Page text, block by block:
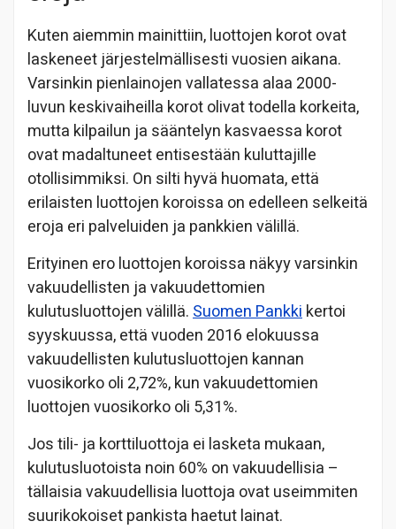
Kuten aiemmin mainittiin, luottojen korot ovat
laskeneet järjestelmällisesti vuosien aikana.
Varsinkin pienlainojen vallatessa alaa 2000-
luvun keskivaiheilla korot olivat todella korkeita,
mutta kilpailun ja sääntelyn kasvaessa korot
ovat madaltuneet entisestään kuluttajille
otollisimmiksi. On silti hyvä huomata, että
erilaisten luottojen koroissa on edelleen selkeitä
eroja eri palveluiden ja pankkien välillä.
Erityinen ero luottojen koroissa näkyy varsinkin
vakuudellisten ja vakuudettomien
kulutusluottojen välillä.Suomen Pankkikertoi
syyskuussa, että vuoden 2016 elokuussa
vakuudellisten kulutusluottojen kannan
vuosikorko oli 2,72%, kun vakuudettomien
luottojen vuosikorko oli 5,31%.
Jos tili- ja korttiluottoja ei lasketa mukaan,
kulutusluotoista noin 60% on vakuudellisia –
tällaisia vakuudellisia luottoja ovat useimmiten
suurikokoiset pankista haetut lainat.